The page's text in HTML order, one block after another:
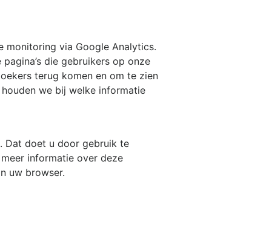
monitoring via Google Analytics.
die gebruikers op onze
terug komen en om te zien
we bij welke informatie
Dat doet u door gebruik te
informatie over deze
uw browser.